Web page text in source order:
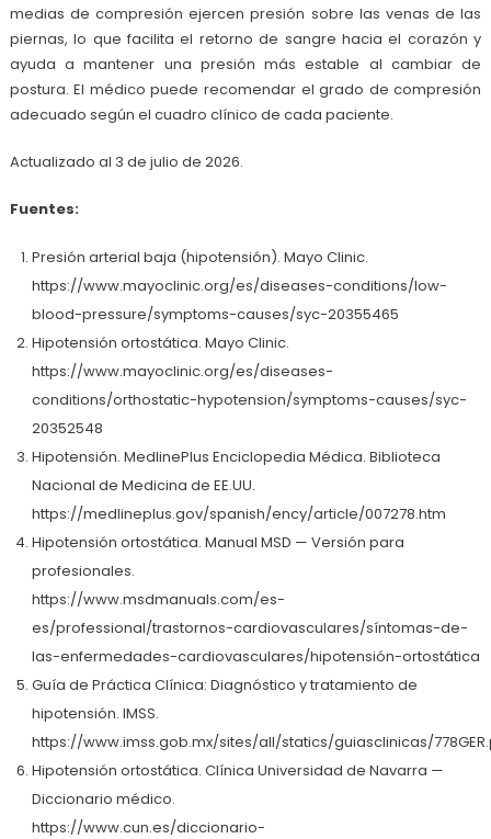
medias de compresión ejercen presión sobre las venas de las
piernas, lo que facilita el retorno de sangre hacia el corazón y
ayuda a mantener una presión más estable al cambiar de
postura. El médico puede recomendar el grado de compresión
adecuado según el cuadro clínico de cada paciente.
Actualizado al 3 de julio de 2026.
Fuentes:
Presión arterial baja (hipotensión). Mayo Clinic.
https://www.mayoclinic.org/es/diseases-conditions/low-
blood-pressure/symptoms-causes/syc-20355465
Hipotensión ortostática. Mayo Clinic.
https://www.mayoclinic.org/es/diseases-
conditions/orthostatic-hypotension/symptoms-causes/syc-
20352548
Hipotensión. MedlinePlus Enciclopedia Médica. Biblioteca
Nacional de Medicina de EE.UU.
https://medlineplus.gov/spanish/ency/article/007278.htm
Hipotensión ortostática. Manual MSD — Versión para
profesionales.
https://www.msdmanuals.com/es-
es/professional/trastornos-cardiovasculares/síntomas-de-
las-enfermedades-cardiovasculares/hipotensión-ortostática
Guía de Práctica Clínica: Diagnóstico y tratamiento de
hipotensión. IMSS.
https://www.imss.gob.mx/sites/all/statics/guiasclinicas/
Hipotensión ortostática. Clínica Universidad de Navarra —
Diccionario médico.
https://www.cun.es/diccionario-